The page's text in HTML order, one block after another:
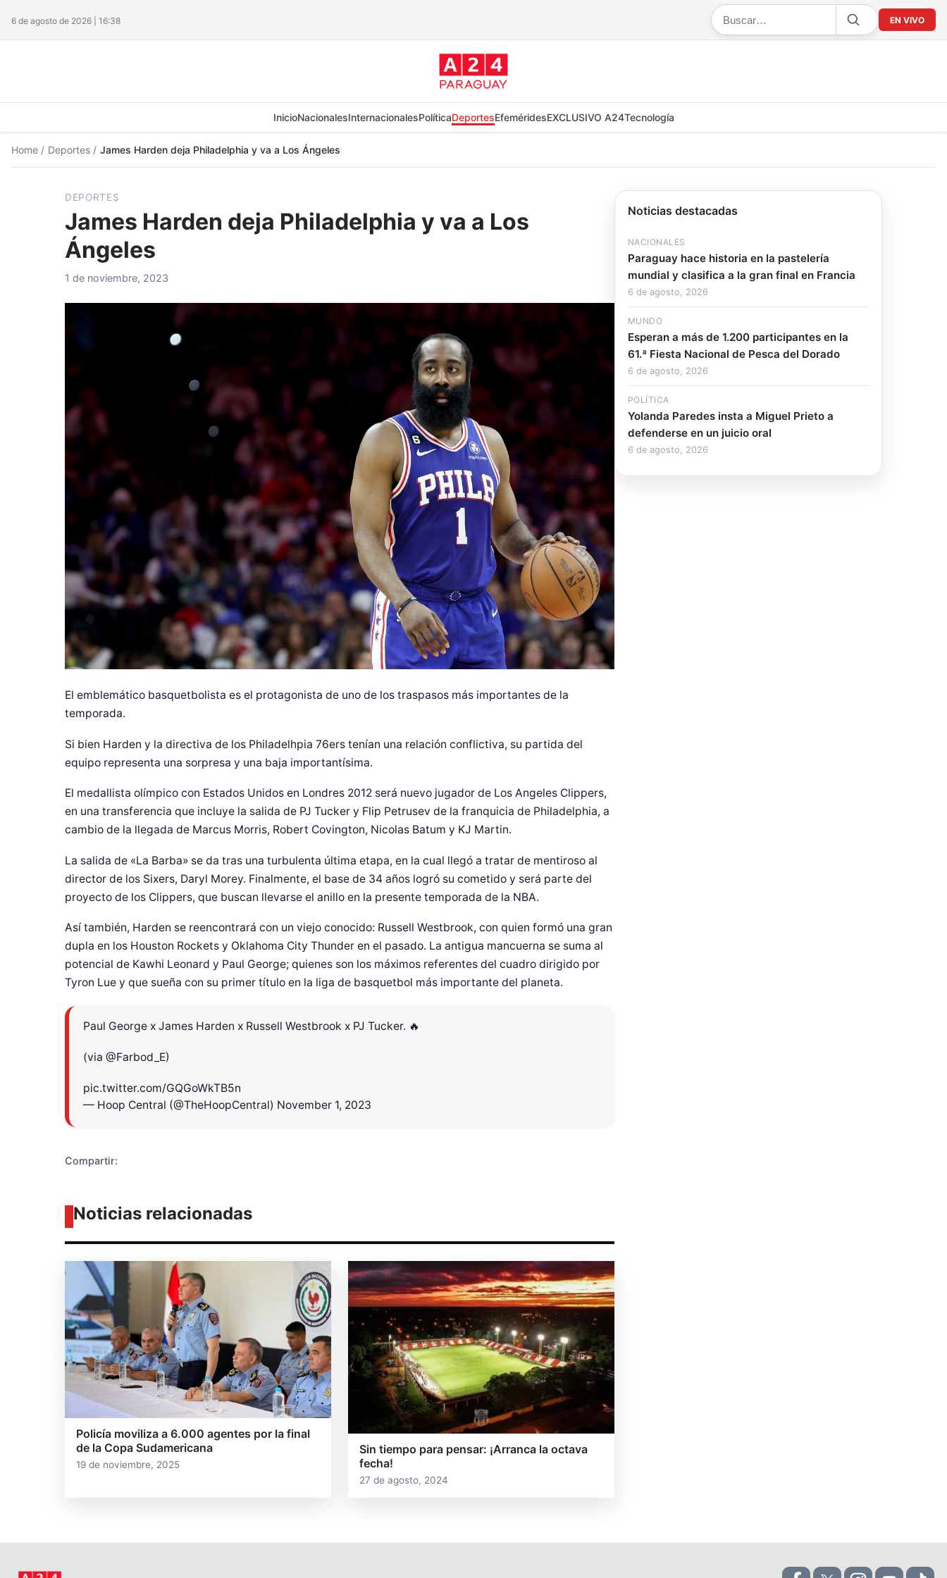
6 de agosto de 2026 | 16:38 EN VIVO
InicioNacionalesInternacionalesPolíticaDeportesEfeméridesEXCLUSIVO A24Tecnología
Home / Deportes / James Harden deja Philadelphia y va a Los Ángeles
DEPORTES
James Harden deja Philadelphia y va a Los
Ángeles
1 de noviembre, 2023
El emblemático basquetbolista es el protagonista de uno de los traspasos más importantes de la
temporada.
Si bien Harden y la directiva de los Philadelhpia 76ers tenían una relación conflictiva, su partida del
equipo representa una sorpresa y una baja importantísima.
El medallista olímpico con Estados Unidos en Londres 2012 será nuevo jugador de Los Angeles Clippers,
en una transferencia que incluye la salida de PJ Tucker y Flip Petrusev de la franquicia de Philadelphia, a
cambio de la llegada de Marcus Morris, Robert Covington, Nicolas Batum y KJ Martin.
La salida de «La Barba» se da tras una turbulenta última etapa, en la cual llegó a tratar de mentiroso al
director de los Sixers, Daryl Morey. Finalmente, el base de 34 años logró su cometido y será parte del
proyecto de los Clippers, que buscan llevarse el anillo en la presente temporada de la NBA.
Así también, Harden se reencontrará con un viejo conocido: Russell Westbrook, con quien formó una gran
dupla en los Houston Rockets y Oklahoma City Thunder en el pasado. La antigua mancuerna se suma al
potencial de Kawhi Leonard y Paul George; quienes son los máximos referentes del cuadro dirigido por
Tyron Lue y que sueña con su primer título en la liga de basquetbol más importante del planeta.
Paul George x James Harden x Russell Westbrook x PJ Tucker. 🔥
(via @Farbod_E)
pic.twitter.com/GQGoWkTB5n
— Hoop Central (@TheHoopCentral) November 1, 2023
Compartir:
Noticias relacionadas
Policía moviliza a 6.000 agentes por la final
de la Copa Sudamericana
19 de noviembre, 2025
Sin tiempo para pensar: ¡Arranca la octava
fecha!
27 de agosto, 2024
Noticias destacadas
NACIONALES
Paraguay hace historia en la pastelería
mundial y clasifica a la gran final en Francia
6 de agosto, 2026
MUNDO
Esperan a más de 1.200 participantes en la
61.ª Fiesta Nacional de Pesca del Dorado
6 de agosto, 2026
POLÍTICA
Yolanda Paredes insta a Miguel Prieto a
defenderse en un juicio oral
6 de agosto, 2026